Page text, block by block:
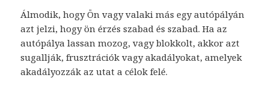
Álmodik, hogy Ön vagy valaki más egy autópályán
azt jelzi, hogy ön érzés szabad és szabad. Ha az
autópálya lassan mozog, vagy blokkolt, akkor azt
sugallják, frusztrációk vagy akadályokat, amelyek
akadályozzák az utat a célok felé.